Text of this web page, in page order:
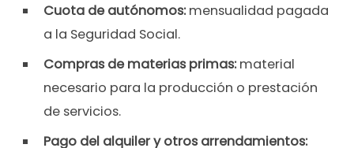
Cuota de autónomos: mensualidad pagada
a la Seguridad Social.
Compras de materias primas: material
necesario para la producción o prestación
de servicios.
Pago del alquiler y otros arrendamientos: